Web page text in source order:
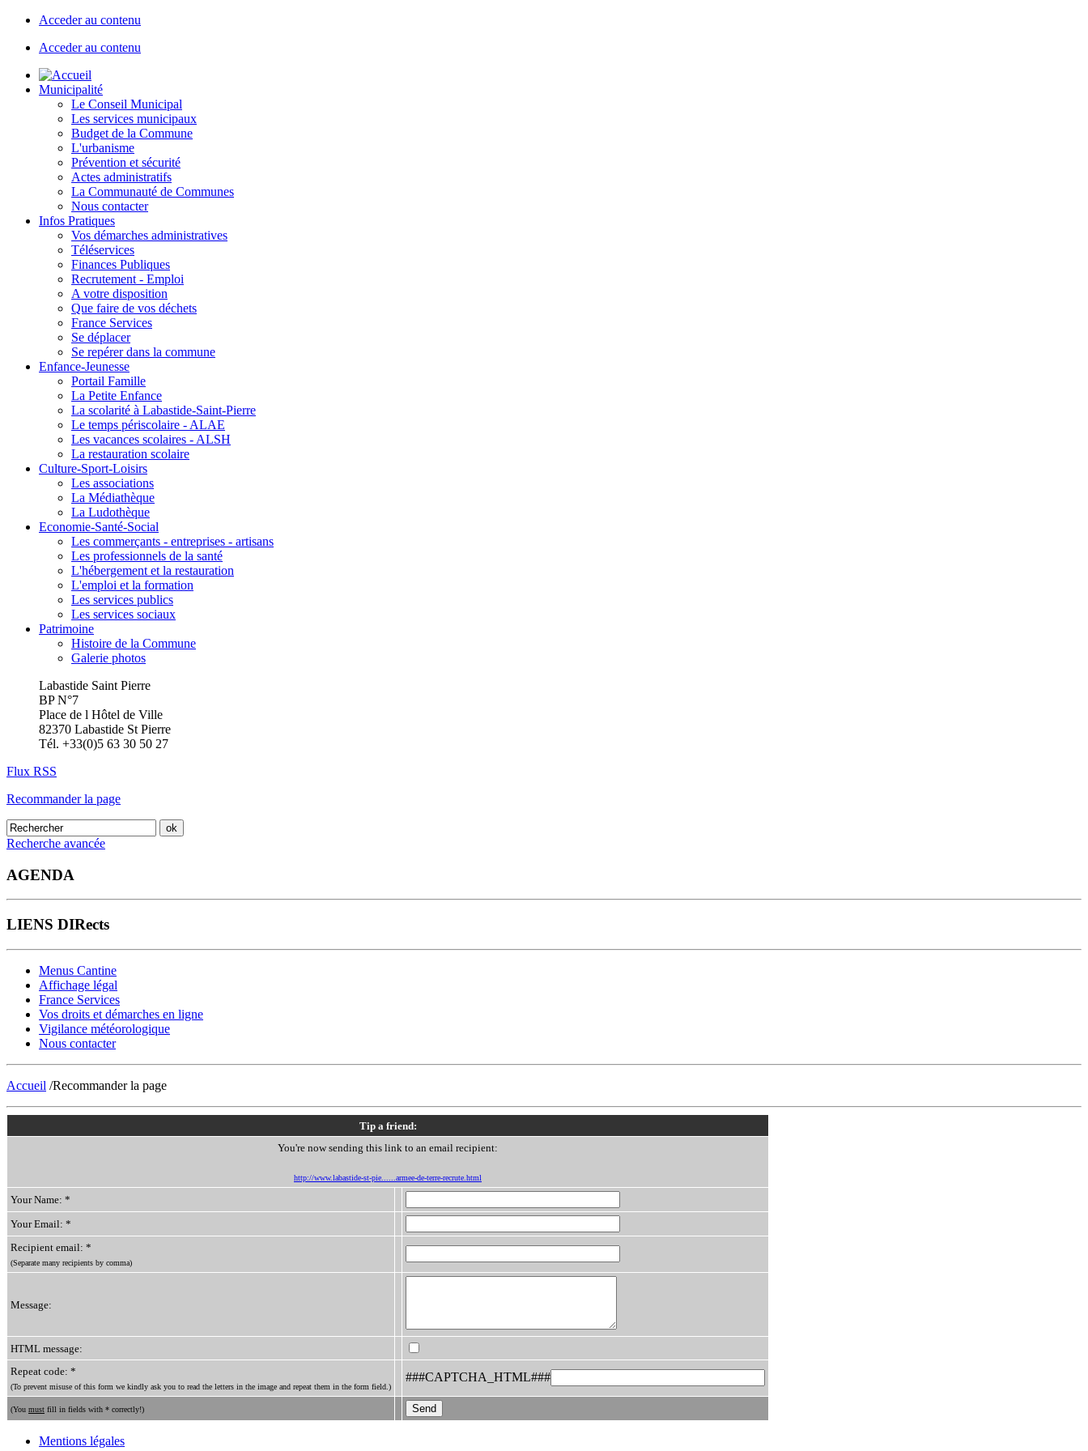
Acceder au contenu
Acceder au contenu
Municipalité
Le Conseil Municipal
Les services municipaux
Budget de la Commune
L'urbanisme
Prévention et sécurité
Actes administratifs
La Communauté de Communes
Nous contacter
Infos Pratiques
Vos démarches administratives
Téléservices
Finances Publiques
Recrutement - Emploi
A votre disposition
Que faire de vos déchets
France Services
Se déplacer
Se repérer dans la commune
Enfance-Jeunesse
Portail Famille
La Petite Enfance
La scolarité à Labastide-Saint-Pierre
Le temps périscolaire - ALAE
Les vacances scolaires - ALSH
La restauration scolaire
Culture-Sport-Loisirs
Les associations
La Médiathèque
La Ludothèque
Economie-Santé-Social
Les commerçants - entreprises - artisans
Les professionnels de la santé
L'hébergement et la restauration
L'emploi et la formation
Les services publics
Les services sociaux
Patrimoine
Histoire de la Commune
Galerie photos
Labastide Saint Pierre
BP N°7
Place de l Hôtel de Ville
82370 Labastide St Pierre
Tél. +33(0)5 63 30 50 27
Flux RSS
Recommander la page
Recherche avancée
AGENDA
LIENS DIRects
Menus Cantine
Affichage légal
France Services
Vos droits et démarches en ligne
Vigilance météorologique
Nous contacter
Accueil /Recommander la page
Tip a friend:
You're now sending this link to an email recipient:
http://www.labastide-st-pie......armee-de-terre-recrute.html
Your Name: *
Your Email: *
Recipient email: *
(Separate many recipients by comma)
Message:
HTML message:
Repeat code: *
(To prevent misuse of this form we kindly ask you to read the letters in the image and repeat them in the form field.)
###CAPTCHA_HTML###
(You must fill in fields with * correctly!)
Mentions légales